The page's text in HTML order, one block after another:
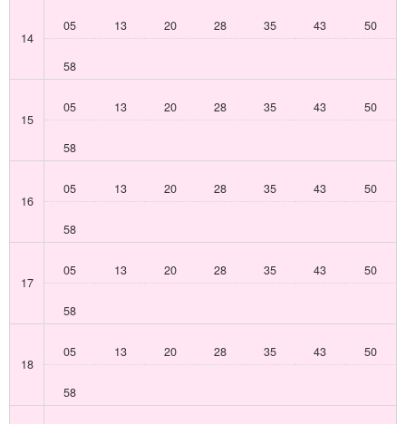
14
05 13 20 28 35 43 50
58
15
05 13 20 28 35 43 50
58
16
05 13 20 28 35 43 50
58
17
05 13 20 28 35 43 50
58
18
05 13 20 28 35 43 50
58